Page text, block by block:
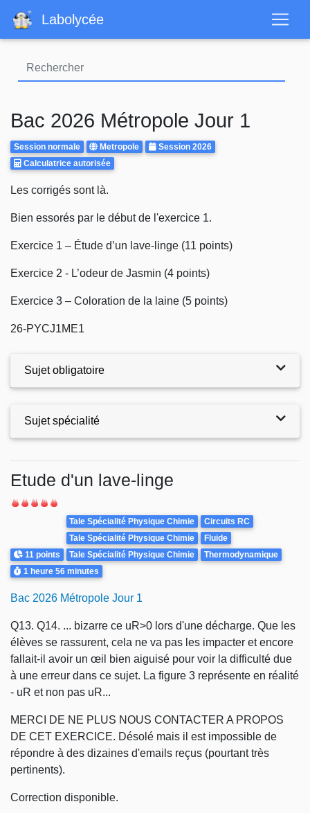
contenu
Labolycée
Bac 2026 Métropole Jour 1
Rattrapages
Session normale
Centre
d'examen
Metropole Annee
Session 2026
Calculatrice
Calculatrice autorisée
Body
Les corrigés sont là.
Bien essorés par le début de l'exercice 1.
Exercice 1 – Étude d’un lave-linge (11 points)
Exercice 2 - L’odeur de Jasmin (4 points)
Exercice 3 – Coloration de la laine (5 points)
26-PYCJ1ME1
Sujet obligatoire
Sujet spécialité
Etude d'un lave-linge
Difficulté
Points
11 points
Theme
Tale Spécialité Physique Chimie
Circuits RC
Tale Spécialité Physique Chimie
Fluide
Tale Spécialité Physique Chimie
Thermodynamique
Durée
1 heure 56 minutes
Bac 2026 Métropole Jour 1
Q13. Q14. ... bizarre ce uR>0 lors d'une décharge. Que les
élèves se rassurent, cela ne va pas les impacter et encore
fallait-il avoir un œil bien aiguisé pour voir la difficulté due
à une erreur dans ce sujet. La figure 3 représente en réalité
- uR et non pas uR...
MERCI DE NE PLUS NOUS CONTACTER A PROPOS
DE CET EXERCICE. Désolé mais il est impossible de
répondre à des dizaines d'emails reçus (pourtant très
pertinents).
Correction disponible.